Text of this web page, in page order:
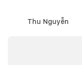
Thu Nguyễn